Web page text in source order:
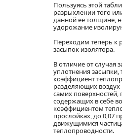
Пользуясь этой
разрыхлении того
данной ее толщине,
удорожание
Переходим теперь к
засыпок изолятора.
В отличие от случая
уплотнения
коэффициент
разделяющих воздух
самих
содержащих в себе
коэффициентом
прослойках, до 0,07
движущимися
теплопроводности.